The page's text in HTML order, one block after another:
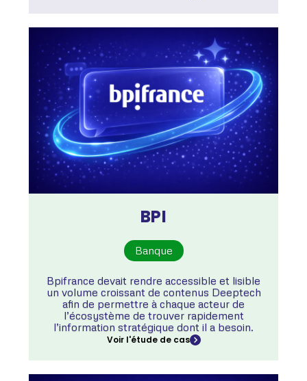
BPI
Banque
Bpifrance devait rendre accessible et lisible
un volume croissant de contenus Deeptech
afin de permettre à chaque acteur de
l’écosystème de trouver rapidement
l’information stratégique dont il a besoin.
Voir l'étude de cas